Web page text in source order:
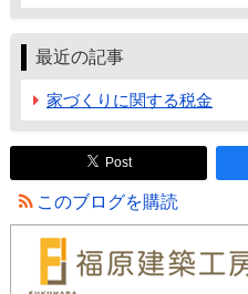
最近の記事
家づくりに関する税金
Post
このブログを購読